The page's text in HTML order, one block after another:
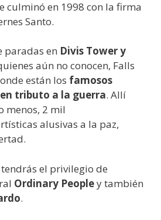
culminó en 1998 con la firma
Santo.
paradas en Divis Tower y
aún no conocen, Falls
están los famosos
tributo a la guerra. Allí
menos, 2 mil
alusivas a la paz,
tendrás el privilegio de
Ordinary Peopley también
.